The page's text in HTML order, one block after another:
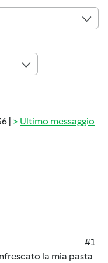
| Ultimo messaggio
#1
la mia pasta